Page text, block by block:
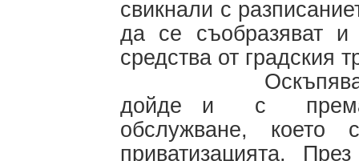
свикнали с
да се съобразяват и
средства от градския
Оскъпяването
дойде и с
обслужване,
приватизацията.